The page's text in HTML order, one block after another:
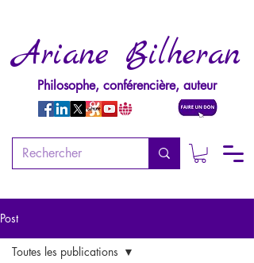
Ariane Bilheran
Philosophe, conférencière, auteur
Post
Toutes les publications